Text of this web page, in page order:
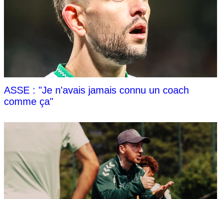
ASSE : "Je n'avais jamais connu un coach
comme ça"